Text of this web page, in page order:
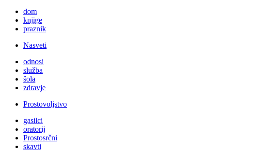
dom
knjige
praznik
Nasveti
odnosi
služba
šola
zdravje
Prostovoljstvo
gasilci
oratorij
Prostosrčni
skavti